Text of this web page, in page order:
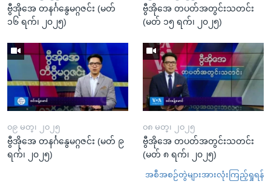
ဗွီအိုအေ တနင်္ဂနွေမဂ္ဂဇင်း (မတ်
၁၆ ရက်၊ ၂၀၂၅)
ဗွီအိုအေ တပတ်အတွင်းသတင်း
(မတ် ၁၅ ရက်၊ ၂၀၂၅)
၀၉ မတ္၊ ၂၀၂၅
ဗွီအိုအေ တနင်္ဂနွေမဂ္ဂဇင်း (မတ် ၉
ရက်၊ ၂၀၂၅)
၀၈ မတ္၊ ၂၀၂၅
ဗွီအိုအေ တပတ်အတွင်းသတင်း
(မတ် ၈ ရက်၊ ၂၀၂၅)
အစီအစဉ်တွဲများအားလုံးကြည့်ရှုရန်